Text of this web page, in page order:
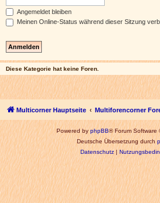
Angemeldet bleiben
Meinen Online-Status während dieser Sitzung
Diese Kategorie hat keine Foren.
Multicorner Hauptseite Multiforencorner
Powered byphpBB® Forum Software
Deutsche Übersetzung durch
Datenschutz|